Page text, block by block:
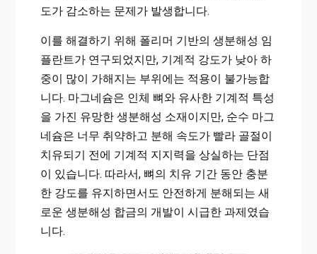
도가 감소하는 문제가 발생합니다.
이를 해결하기 위해 폴리머 기반의 생분해성 임
플란트가 연구되었지만, 기계적 강도가 낮아 하
중이 많이 가해지는 부위에는 적용이 불가능합
니다. 마그네슘은 인체 뼈와 유사한 기계적 특성
을 가진 유망한 생분해성 소재이지만, 순수 마그
네슘은 너무 취약하고 분해 속도가 빨라 골절이
치유되기 전에 기계적 지지력을 상실하는 단점
이 있습니다. 따라서, 뼈의 치유 기간 동안 충분
한 강도를 유지하면서도 안전하게 분해되는 새
로운 생분해성 합금의 개발이 시급한 과제였습
니다.